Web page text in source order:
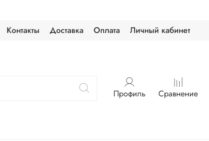
Контакты Доставка Оплата Личный кабинет
Профиль Сравнение